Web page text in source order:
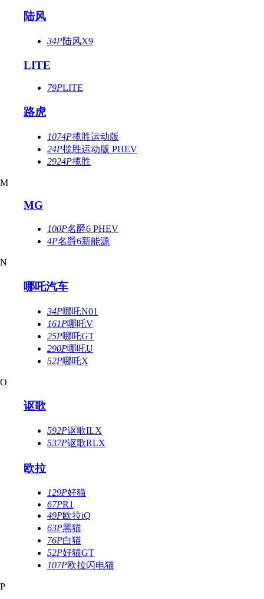
陆风
34P陆风X9
LITE
79PLITE
路虎
1074P揽胜运动版
24P揽胜运动版 PHEV
2924P揽胜
M
MG
100P名爵6 PHEV
4P名爵6新能源
N
哪吒汽车
34P哪吒N01
161P哪吒V
25P哪吒GT
290P哪吒U
52P哪吒X
O
讴歌
592P讴歌ILX
537P讴歌RLX
欧拉
129P好猫
67PR1
49P欧拉iQ
63P黑猫
76P白猫
52P好猫GT
107P欧拉闪电猫
P